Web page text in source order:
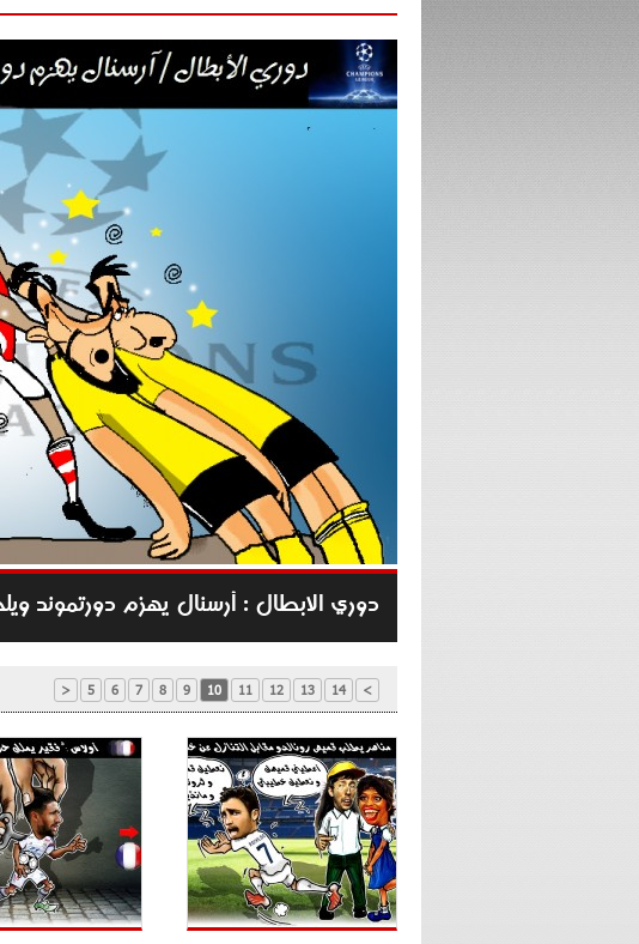
دوري الابطال : أرسنال يهزم دورتموند
< 5 6 7 8 9 10 11 12 13 14 >